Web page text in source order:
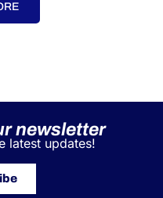
newsletter
latest updates!